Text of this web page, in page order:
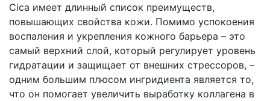
Cica имеет длинный список преимуществ,
повышающих свойства кожи. Помимо успокоения
воспаления и укрепления кожного барьера – это
самый верхний слой, который регулирует уровень
гидратации и защищает от внешних стрессоров, –
одним большим плюсом ингридиента является то,
что он помогает увеличить выработку коллагена в